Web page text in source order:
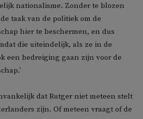
nationalisme. Zonder te blozen
taak van de politiek om de
hier te beschermen, en dus
die uiteindelijk, als ze in de
een bedreiging gaan zijn voor de
dat Rutger niet meteen stelt
zijn. Of meteen vraagt of de